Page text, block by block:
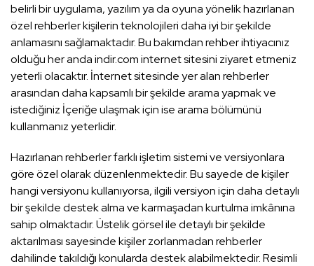
belirli bir uygulama, yazılım ya da oyuna yönelik hazırlanan
özel rehberler kişilerin teknolojileri daha iyi bir şekilde
anlamasını sağlamaktadır. Bu bakımdan rehber ihtiyacınız
olduğu her anda indir.com internet sitesini ziyaret etmeniz
yeterli olacaktır. İnternet sitesinde yer alan rehberler
arasından daha kapsamlı bir şekilde arama yapmak ve
istediğiniz İçeriğe ulaşmak için ise arama bölümünü
kullanmanız yeterlidir.
Hazırlanan rehberler farklı işletim sistemi ve versiyonlara
göre özel olarak düzenlenmektedir. Bu sayede de kişiler
hangi versiyonu kullanıyorsa, ilgili versiyon için daha detaylı
bir şekilde destek alma ve karmaşadan kurtulma imkânına
sahip olmaktadır. Üstelik görsel ile detaylı bir şekilde
aktarılması sayesinde kişiler zorlanmadan rehberler
dahilinde takıldığı konularda destek alabilmektedir. Resimli